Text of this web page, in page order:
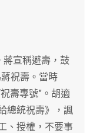
蔣宣稱避壽，鼓
蔣祝壽。當時
壽專號”。胡適
總統祝壽》，諷
、授權，不要事